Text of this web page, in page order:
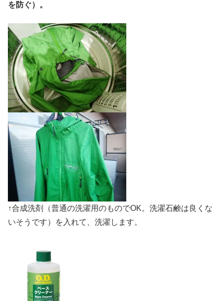
を防ぐ）。
↑合成洗剤（普通の洗濯用のものでOK。洗濯石鹸は良くな
いそうです）を入れて、洗濯します。